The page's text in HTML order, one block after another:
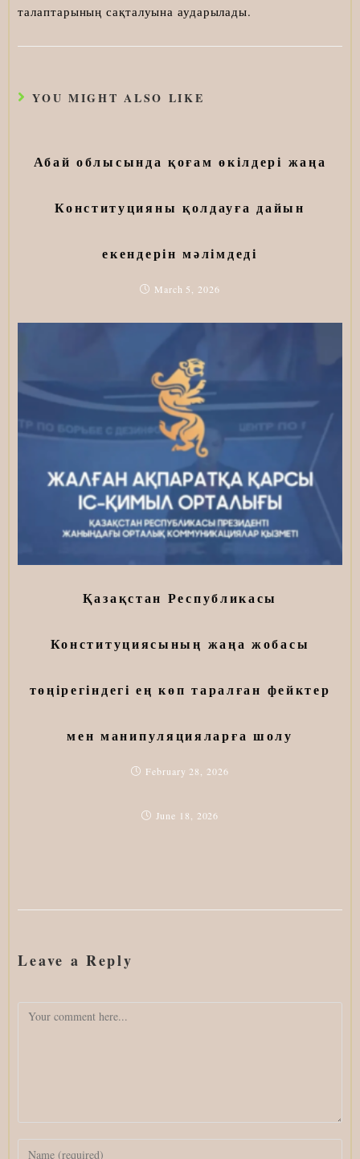
талаптарының сақталуына аударылады.
YOU MIGHT ALSO LIKE
Абай облысында қоғам өкілдері жаңа
Конституцияны қолдауға дайын
екендерін мәлімдеді
March 5, 2026
Қазақстан Республикасы
Конституциясының жаңа жобасы
төңірегіндегі ең көп таралған фейктер
мен манипуляцияларға шолу
February 28, 2026
June 18, 2026
Leave a Reply
Comment